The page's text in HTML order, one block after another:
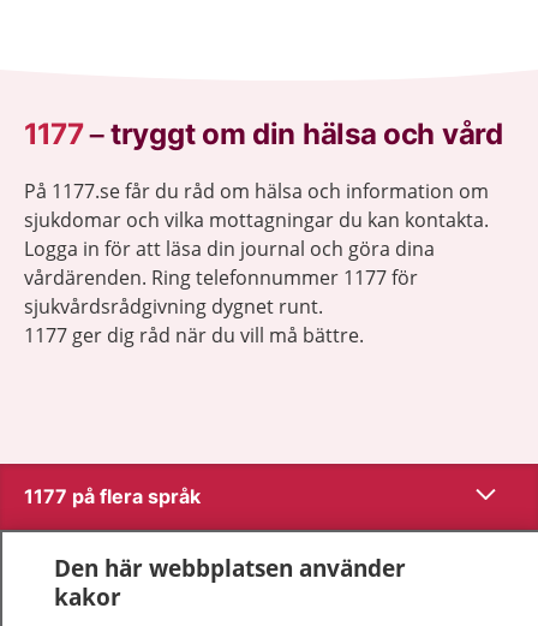
1177–tryggt om din hälsa och vård
På 1177.se får du råd om hälsa och information om
sjukdomar och vilka mottagningar du kan kontakta.
Logga in för att läsa din journal och göra dina
vårdärenden. Ring telefonnummer 1177 för
sjukvårdsrådgivning dygnet runt.
1177 ger dig råd när du vill må bättre.
1177 på flera språk Visa
Om 1177
Den här webbplatsen använder
kakor